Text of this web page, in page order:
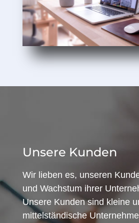
Unsere Kunden
Wir lieben es, unseren
und Wachstum ihrer
Unsere Kunden sind kleine
mittelständische